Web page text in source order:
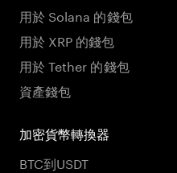
用於 Solana 的錢包
用於 XRP 的錢包
用於 Tether 的錢包
資產錢包
加密貨幣轉換器
BTC到USDT